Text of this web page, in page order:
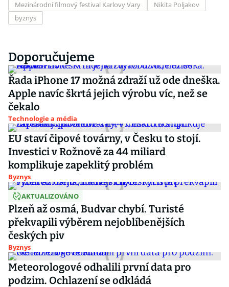
Mezinárodní filmový festival Karlovy Vary
Nikita Poljakov
byznys
Doporučujeme
Řada iPhone 17 možná zdraží už ode dneška.
Apple navíc škrtá jejich výrobu víc, než se
čekalo
Technologie a média
EU staví čipové továrny, v Česku to stojí.
Investici v Rožnově za 44 miliard
komplikuje zapeklitý problém
Byznys
AKTUALIZOVÁNO
Plzeň až osmá, Budvar chybí. Turisté
překvapili výběrem nejoblíbenějších
českých piv
Byznys
Meteorologové odhalili první data pro
podzim. Ochlazení se odkládá